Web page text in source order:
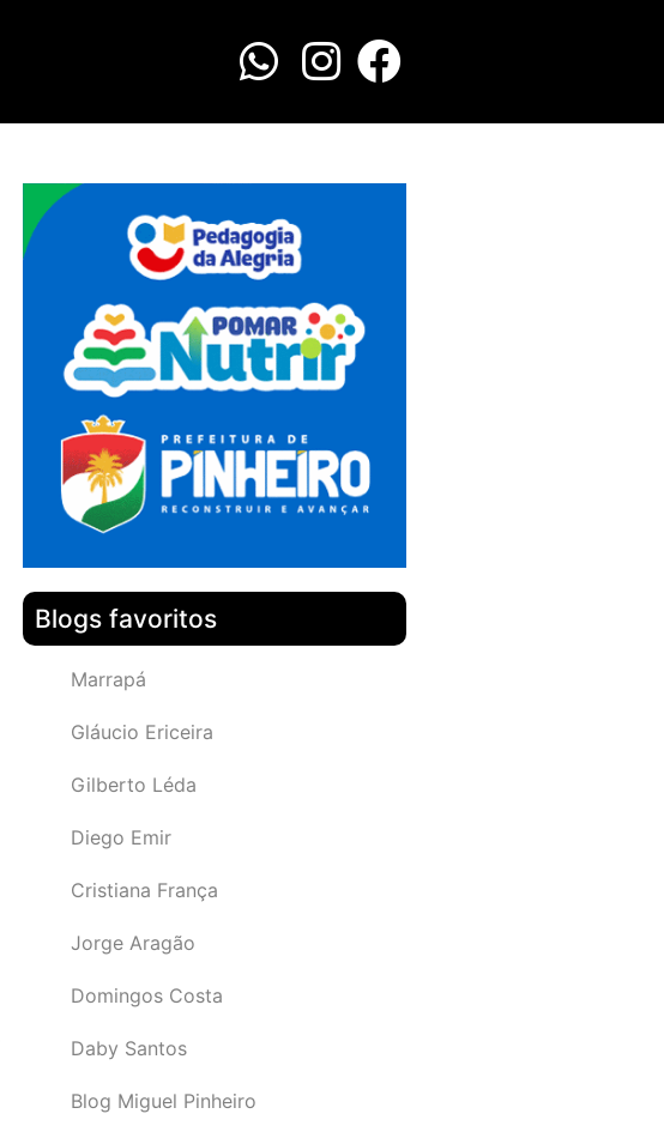
Blogs favoritos
Marrapá
Gláucio Ericeira
Gilberto Léda
Diego Emir
Cristiana França
Jorge Aragão
Domingos Costa
Daby Santos
Blog Miguel Pinheiro